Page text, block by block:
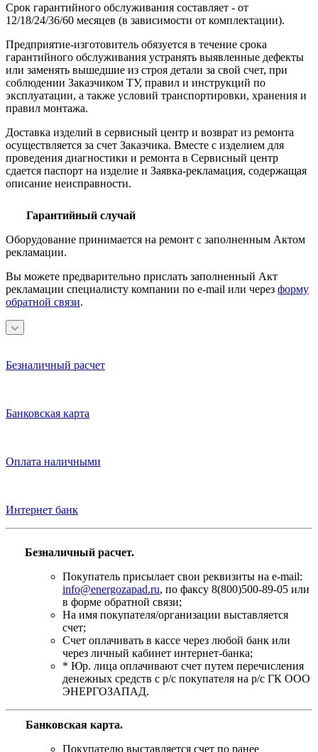
Срок гарантийного обслуживания составляет - от
12/18/24/36/60 месяцев (в зависимости от комплектации).
Предприятие-изготовитель обязуется в течение срока
гарантийного обслуживания устранять выявленные дефекты
или заменять вышедшие из строя детали за свой счет, при
соблюдении Заказчиком ТУ, правил и инструкций по
эксплуатации, а также условий транспортировки, хранения и
правил монтажа.
Доставка изделий в сервисный центр и возврат из ремонта
осуществляется за счет Заказчика. Вместе с изделием для
проведения диагностики и ремонта в Сервисный центр
сдается паспорт на изделие и Заявка-рекламация, содержащая
описание неисправности.
Гарантийный случай
Оборудование принимается на ремонт с заполненным Актом
рекламации.
Вы можете предварительно прислать заполненный Акт
рекламации специалисту компании по e-mail или через форму
обратной связи.
Безналичный расчет
Банковская карта
Оплата наличными
Интернет банк
Безналичный расчет.
Покупатель присылает свои реквизиты на e-mail:
info@energozapad.ru, по факсу 8(800)500-89-05 или
в форме обратной связи;
На имя покупателя/организации выставляется
счет;
Счет оплачивать в кассе через любой банк или
через личный кабинет интернет-банка;
* Юр. лица оплачивают счет путем перечисления
денежных средств с р/с покупателя на р/с ГК ООО
ЭНЕРГОЗАПАД.
Банковская карта.
Покупателю выставляется счет по ранее